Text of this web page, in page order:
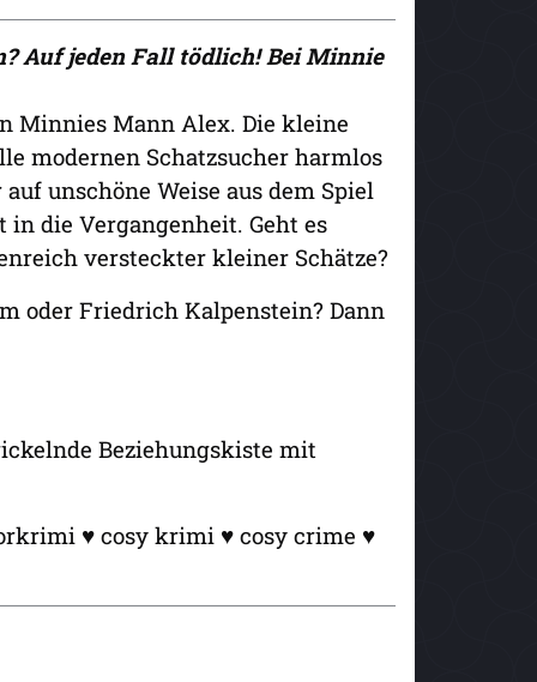
Auf jeden Fall tödlich! Bei Minnie
Minnies Mann Alex. Die kleine
modernen Schatzsucher harmlos
unschöne Weise aus dem Spiel
die Vergangenheit. Geht es
versteckter kleiner Schätze?
oder Friedrich Kalpenstein? Dann
Beziehungskiste mit
♥ cosy krimi ♥ cosy crime ♥